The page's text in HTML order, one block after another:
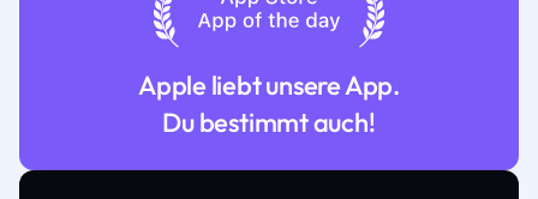
Apple liebt unsere App.
Du bestimmt auch!